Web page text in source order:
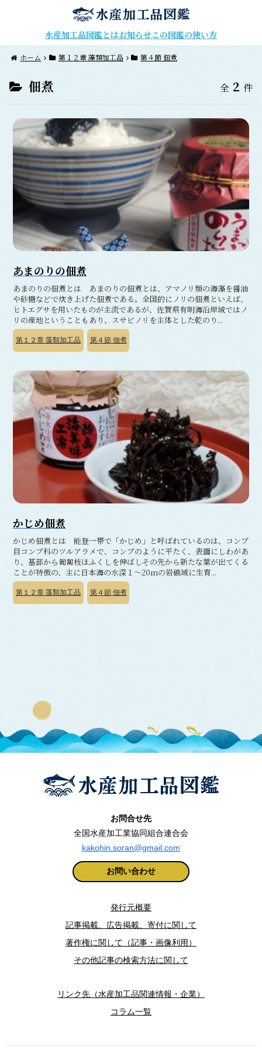
水産加工品図鑑とはお知らせこの図鑑の使い方
ホーム 第１２章 藻類加工品 第４節 佃煮
佃煮 全 2 件
あまのりの佃煮
あまのりの佃煮とは あまのりの佃煮とは、アマノリ類の海藻を醤油
や砂糖などで炊き上げた佃煮である。全国的にノリの佃煮といえば、
ヒトエグサを用いたものが主流であるが、佐賀県有明海沿岸域ではノ
リの産地ということもあり、スサビノリを主体とした乾のり...
第１２章 藻類加工品 第４節佃煮
かじめ佃煮
かじめ佃煮とは 能登一帯で「かじめ」と呼ばれているのは、コンブ
目コンブ科のツルアラメで、コンブのように平たく、表面にしわがあ
り、基部から匍匐枝ほふくしを伸ばしその先から新たな葉が出てくる
ことが特徴の、主に日本海の水深１～20ｍの岩礁域に生育...
第１２章 藻類加工品 第４節佃煮
お問合せ先
全国水産加工業協同組合連合会
kakohin.soran@gmail.com
お問い合わせ
発行元概要
記事掲載、広告掲載、寄付に関して
著作権に関して（記事・画像利用）
その他記事の検索方法に関して
リンク先（水産加工品関連情報・企業）
コラム一覧